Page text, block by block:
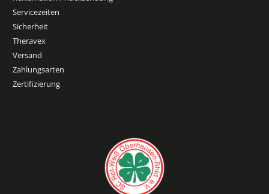
Servicezeiten
Sicherheit
Theravex
Versand
Zahlungsarten
Zertifizierung